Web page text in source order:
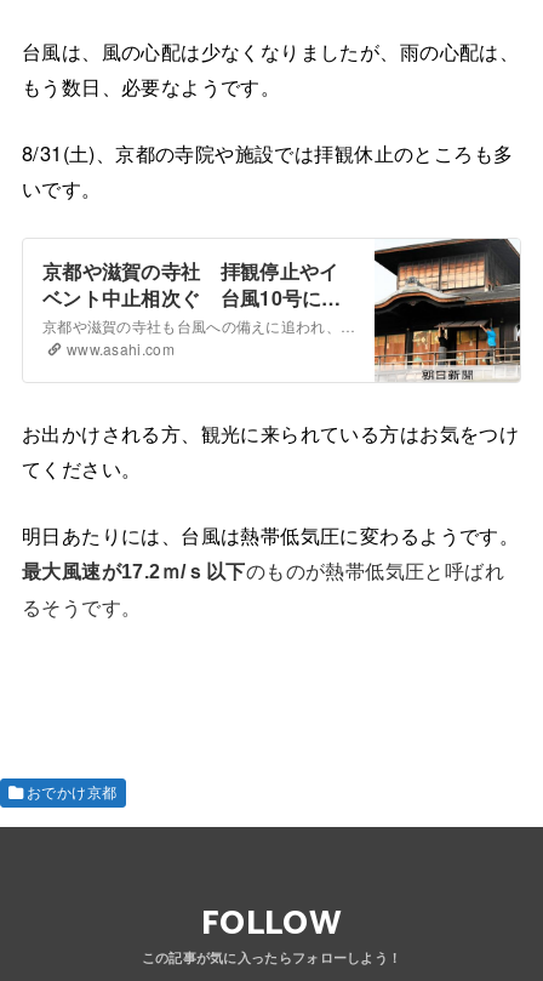
台風は、風の心配は少なくなりましたが、雨の心配は、
もう数日、必要なようです。
8/31(土)、京都の寺院や施設では拝観休止のところも多
いです。
京都や滋賀の寺社 拝観停止やイ
ベント中止相次ぐ 台風10号に備
え：朝日新聞デジタル
www.asahi.com
お出かけされる方、観光に来られている方はお気をつけ
てください。
明日あたりには、台風は熱帯低気圧に変わるようです。
最大風速が17.2ｍ/ｓ以下のものが熱帯低気圧と呼ばれ
るそうです。
おでかけ京都
FOLLOW